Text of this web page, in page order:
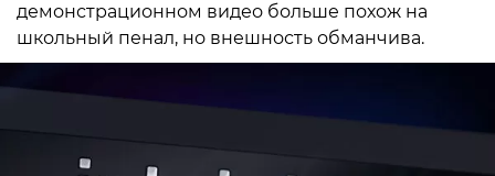
демонстрационном видео больше похож на
школьный пенал, но внешность обманчива.